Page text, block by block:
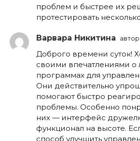
проблем и быстрее их
протестировать
Варвара Никитина автор
Доброго времени суток!
своими впечатлениями о
программах для
Они действительно
помогают быстро
проблемы. Особенно
них — интерфейс
функционал на высоте.
способ улучшить